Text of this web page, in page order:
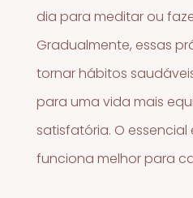
dia para meditar ou
Gradualmente, essas
tornar hábitos
para uma vida mais
satisfatória. O
funciona melhor para